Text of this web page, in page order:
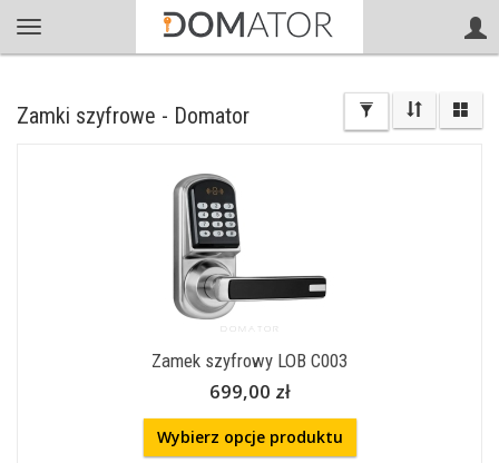
Zamki szyfrowe - Domator
Zamek szyfrowy LOB C003
699,00 zł
Wybierz opcje produktu